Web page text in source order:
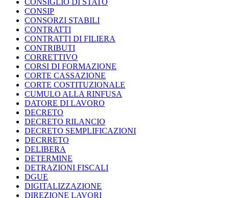
CONSIGLIO DI STATO
CONSIP
CONSORZI STABILI
CONTRATTI
CONTRATTI DI FILIERA
CONTRIBUTI
CORRETTIVO
CORSI DI FORMAZIONE
CORTE CASSAZIONE
CORTE COSTITUZIONALE
CUMULO ALLA RINFUSA
DATORE DI LAVORO
DECRETO
DECRETO RILANCIO
DECRETO SEMPLIFICAZIONI
DECRRETO
DELIBERA
DETERMINE
DETRAZIONI FISCALI
DGUE
DIGITALIZZAZIONE
DIREZIONE LAVORI